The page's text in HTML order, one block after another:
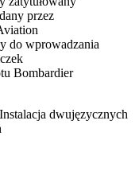
dwujęzycznych